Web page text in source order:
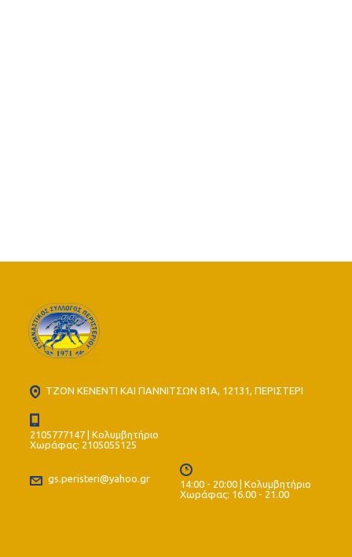
ΤΖΟΝ ΚΕΝΕΝΤΙ ΚΑΙ ΓΙΑΝΝΙΤΣΩΝ 81Α, 12131, ΠΕΡΙΣΤΕΡΙ
2105777147 | Κολυμβητήριο
Χωράφας: 2105055125
gs.peristeri@yahoo.gr
14:00 - 20:00 | Κολυμβητήριο
Χωράφας: 16.00 - 21.00